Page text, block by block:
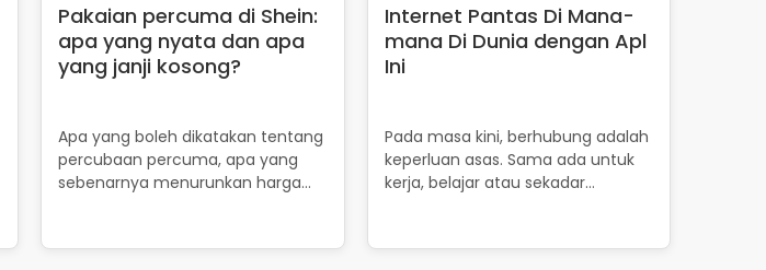
Pakaian percuma di Shein:
apa yang nyata dan apa
yang janji kosong?
Apa yang boleh dikatakan tentang
percubaan percuma, apa yang
sebenarnya menurunkan harga…
Internet Pantas Di Mana-
mana Di Dunia dengan Apl
Ini
Pada masa kini, berhubung adalah
keperluan asas. Sama ada untuk
kerja, belajar atau sekadar…